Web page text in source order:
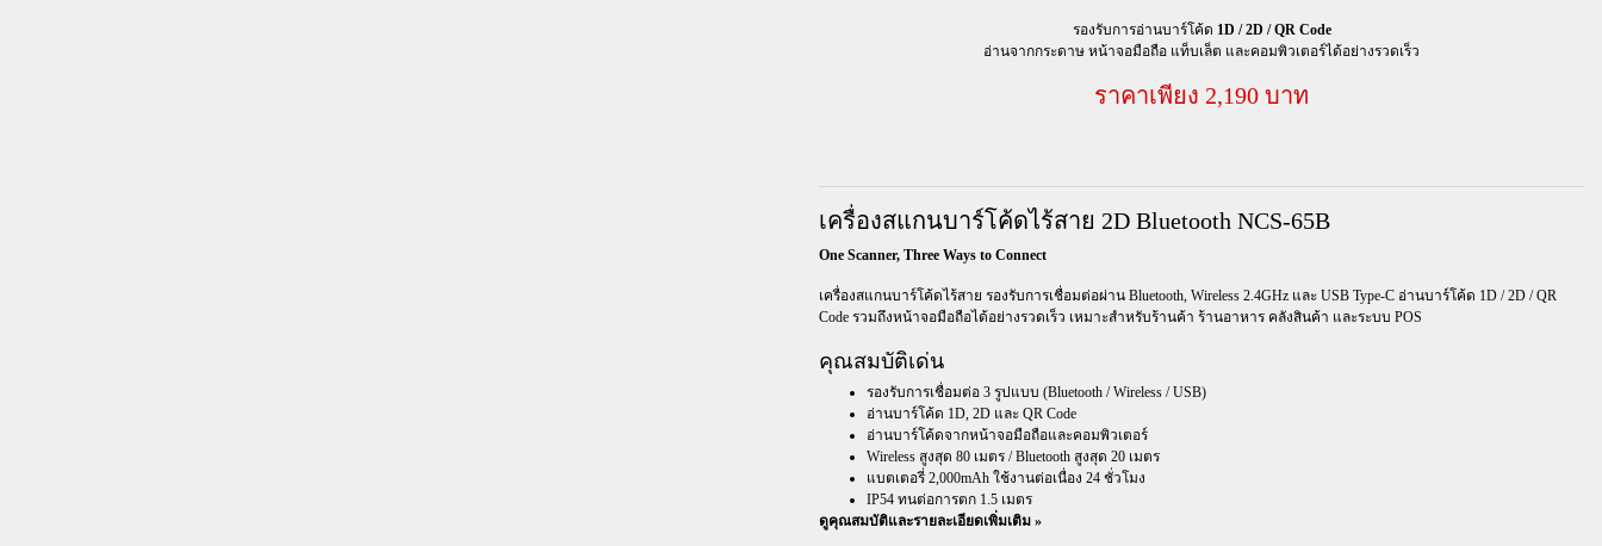
รองรับการอ่านบาร์โค้ด 1D / 2D / QR Code
อ่านจากกระดาษ หน้าจอมือถือ แท็บเล็ต และคอมพิวเตอร์ได้อย่างรวดเร็ว
ราคาเพียง 2,190 บาท
เครื่องสแกนบาร์โค้ดไร้สาย 2D Bluetooth NCS-65B
One Scanner, Three Ways to Connect
เครื่องสแกนบาร์โค้ดไร้สาย รองรับการเชื่อมต่อผ่าน Bluetooth, Wireless 2.4GHz และ USB Type-C อ่านบาร์โค้ด 1D / 2D / QR
Code รวมถึงหน้าจอมือถือได้อย่างรวดเร็ว เหมาะสำหรับร้านค้า ร้านอาหาร คลังสินค้า และระบบ POS
คุณสมบัติเด่น
รองรับการเชื่อมต่อ 3 รูปแบบ (Bluetooth / Wireless / USB)
อ่านบาร์โค้ด 1D, 2D และ QR Code
อ่านบาร์โค้ดจากหน้าจอมือถือและคอมพิวเตอร์
Wireless สูงสุด 80 เมตร / Bluetooth สูงสุด 20 เมตร
แบตเตอรี่ 2,000mAh ใช้งานต่อเนื่อง 24 ชั่วโมง
IP54 ทนต่อการตก 1.5 เมตร
ดูคุณสมบัติและรายละเอียดเพิ่มเติม »